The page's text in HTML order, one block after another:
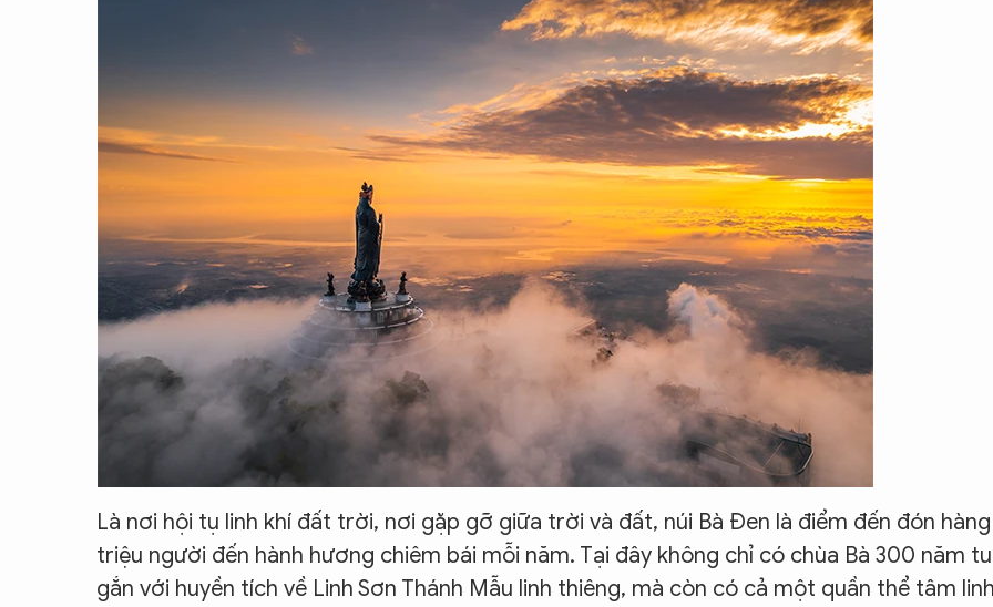
Là nơi hội tụ linh khí đất trời, nơi gặp gỡ giữa trời và đất, núi Bà Đen là điểm đến đón hàng
triệu người đến hành hương chiêm bái mỗi năm. Tại đây không chỉ có chùa Bà 300 năm
gắn với huyền tích về Linh Sơn Thánh Mẫu linh thiêng, mà còn có cả một quần thể tâm linh